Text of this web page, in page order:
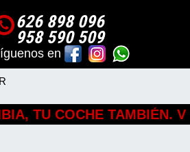
626 898 096
958 590 509
en
COCHE TAMBIÉN.